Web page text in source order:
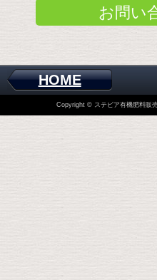
お問い
HOME
Copyright © ステビア有機肥料販